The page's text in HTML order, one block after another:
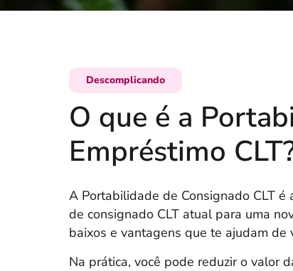
Descomplicando
O que é a
Empréstimo
A Portabilidade de Consignado CLT
de consignado CLT atual para uma
baixos e vantagens que te ajudam de
Na prática, você pode reduzir o valor